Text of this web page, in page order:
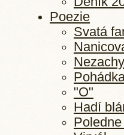
Poezie
Svatá
"O"
Hadí